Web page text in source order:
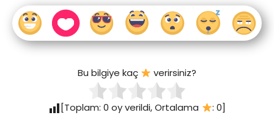
Bu bilgiye kaç verirsiniz?
[Toplam:0 oy verildi, Ortalama : 0]